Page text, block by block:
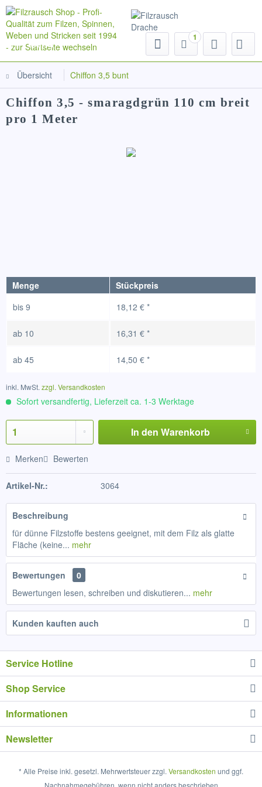
Menü 1
Übersicht Chiffon 3,5 bunt
Chiffon 3,5 - smaragdgrün 110 cm breit
pro 1 Meter
Menge
Stückpreis
bis 9 18,12 € *
ab 10 16,31 € *
ab 45 14,50 € *
inkl. MwSt. zzgl. Versandkosten
Sofort versandfertig, Lieferzeit ca. 1-3 Werktage
In den Warenkorb
Merken Bewerten
Artikel-Nr.: 3064
Beschreibung
für dünne Filzstoffe bestens geeignet, mit dem Filz als glatte
Fläche (keine... mehr
Bewertungen
0
Bewertungen lesen, schreiben und diskutieren... mehr
Kunden kauften auch
Service Hotline
Shop Service
Informationen
Newsletter
* Alle Preise inkl. gesetzl. Mehrwertsteuer zzgl. Versandkosten und ggf.